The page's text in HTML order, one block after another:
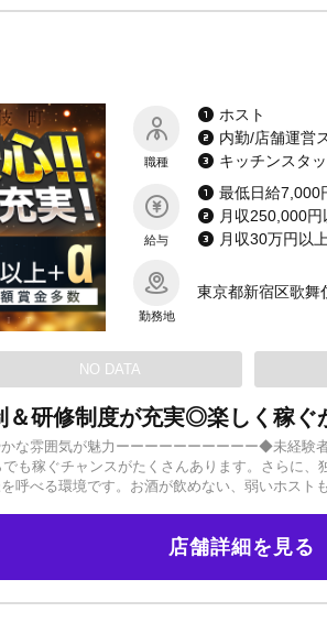
職種
ホスト
内勤/店舗運営
キッチンスタ
給与
月収250,000円
月収30万円以上
勤務地
東京都新宿区歌舞
NO DATA
な雰囲気が魅力ーーーーーーーーーー◆未経験
も稼ぐチャンスがたくさんあります。さらに、
呼べる環境です。お酒が飲めない、弱いホスト
の当店なら目標達成できます。経験豊富なキャ
お伝えしていきます。【グループ全面バックア
有名になれる近道ができます。◎ソリューショ
。◎圧倒来な育成力「ホストの学校」など、グル
い」と評判です◎当店は選ばれる理由が揃って
店舗詳細を見る